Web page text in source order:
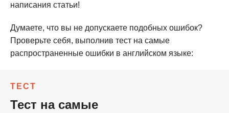
написания статьи!
Думаете, что вы не допускаете подобных ошибок?
Проверьте себя, выполнив тест на самые
распространенные ошибки в английском языке:
ТЕСТ
Тест на самые